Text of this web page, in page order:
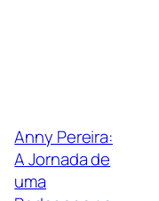
Anny Pereira:
A Jornada de
uma